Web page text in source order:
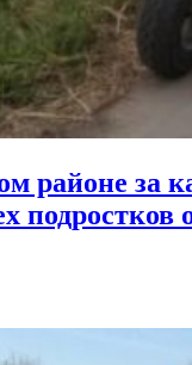
районе за
подростков